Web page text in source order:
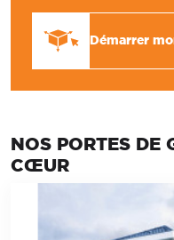
Démarrer
NOS PORTES DE
CŒUR